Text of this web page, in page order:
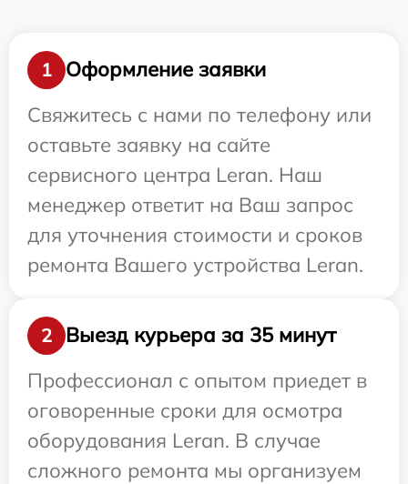
1
Оформление заявки
Свяжитесь с нами по телефону или
оставьте заявку на сайте
сервисного центра Leran. Наш
менеджер ответит на Ваш запрос
для уточнения стоимости и сроков
ремонта Вашего устройства Leran.
2
Выезд курьера за 35 минут
Профессионал с опытом приедет в
оговоренные сроки для осмотра
оборудования Leran. В случае
сложного ремонта мы организуем